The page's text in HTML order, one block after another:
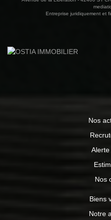
Entreprise juridiquement et
Nos
Alerte
Nos
Biens
Notre